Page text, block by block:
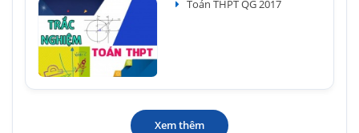
Toán THPT QG 2017
Xem thêm